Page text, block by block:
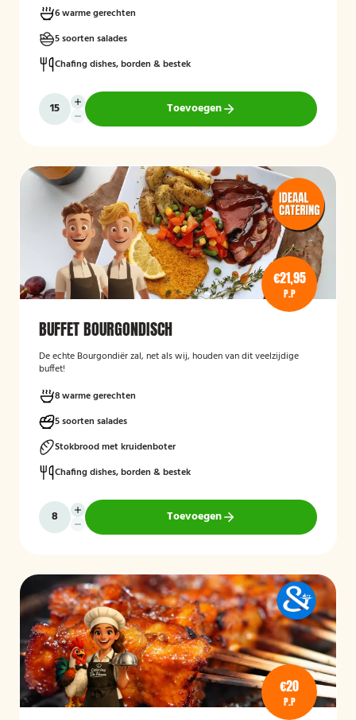
6 warme gerechten
5 soorten salades
Chafing dishes, borden & bestek
Toevoegen
€21,95
P.P
BUFFET BOURGONDISCH
De echte Bourgondiër zal, net als wij, houden van dit veelzijdige
buffet!
8 warme gerechten
5 soorten salades
Stokbrood met kruidenboter
Chafing dishes, borden & bestek
Toevoegen
€20
P.P